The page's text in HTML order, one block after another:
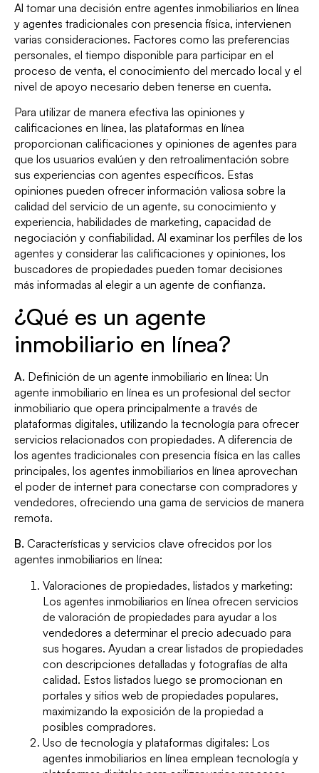
Al tomar una decisión entre agentes inmobiliarios en línea
y agentes tradicionales con presencia física, intervienen
varias consideraciones. Factores como las preferencias
personales, el tiempo disponible para participar en el
proceso de venta, el conocimiento del mercado local y el
nivel de apoyo necesario deben tenerse en cuenta.
Para utilizar de manera efectiva las opiniones y
calificaciones en línea, las plataformas en línea
proporcionan calificaciones y opiniones de agentes para
que los usuarios evalúen y den retroalimentación sobre
sus experiencias con agentes específicos. Estas
opiniones pueden ofrecer información valiosa sobre la
calidad del servicio de un agente, su conocimiento y
experiencia, habilidades de marketing, capacidad de
negociación y confiabilidad. Al examinar los perfiles de los
agentes y considerar las calificaciones y opiniones, los
buscadores de propiedades pueden tomar decisiones
más informadas al elegir a un agente de confianza.
¿Qué es un agente
inmobiliario en línea?
A. Definición de un agente inmobiliario en línea: Un
agente inmobiliario en línea es un profesional del sector
inmobiliario que opera principalmente a través de
plataformas digitales, utilizando la tecnología para ofrecer
servicios relacionados con propiedades. A diferencia de
los agentes tradicionales con presencia física en las calles
principales, los agentes inmobiliarios en línea aprovechan
el poder de internet para conectarse con compradores y
vendedores, ofreciendo una gama de servicios de manera
remota.
B. Características y servicios clave ofrecidos por los
agentes inmobiliarios en línea:
Valoraciones de propiedades, listados y marketing:
Los agentes inmobiliarios en línea ofrecen servicios
de valoración de propiedades para ayudar a los
vendedores a determinar el precio adecuado para
sus hogares. Ayudan a crear listados de propiedades
con descripciones detalladas y fotografías de alta
calidad. Estos listados luego se promocionan en
portales y sitios web de propiedades populares,
maximizando la exposición de la propiedad a
posibles compradores.
Uso de tecnología y plataformas digitales: Los
agentes inmobiliarios en línea emplean tecnología y